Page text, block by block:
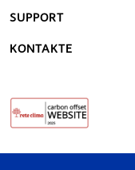
SUPPORT
KONTAKTE